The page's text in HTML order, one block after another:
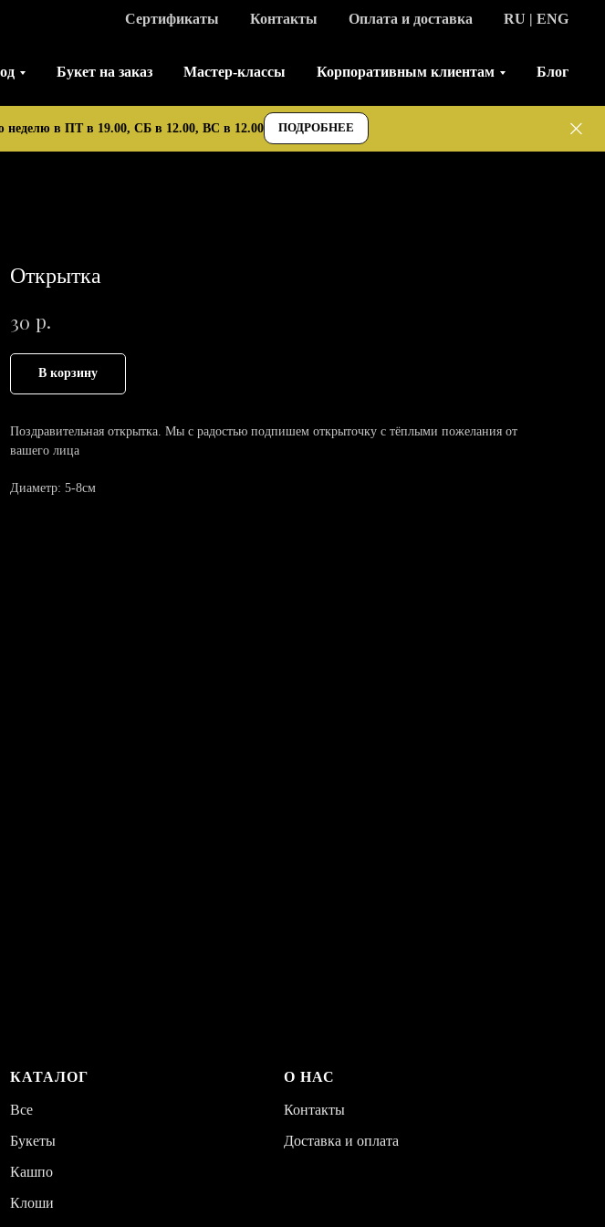
Сертификаты Контакты Оплата и доставка RU | ENG
Букет на заказ Мастер-классы Корпоративным клиентам Блог
неделю в ПТ в 19.00, СБ в 12.00, ВС в 12.00 ПОДРОБНЕЕ
Открытка
30 р.
В корзину
Поздравительная открытка. Мы с радостью подпишем открыточку с тёплыми пожелания от
вашего лица
Диаметр: 5-8см
КАТАЛОГ
Все
Букеты
Кашпо
Клоши
О НАС
Контакты
Доставка и оплата